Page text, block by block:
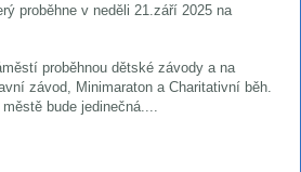
proběhne v neděli 21.září 2025 na
proběhnou dětské závody a na
závod, Minimaraton a Charitativní běh.
bude jedinečná....